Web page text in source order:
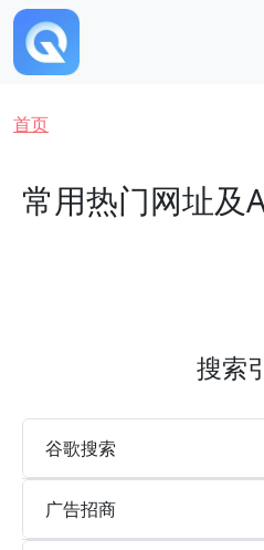
跳转到主要内容
面包屑
首页
常用热门网址及
搜索
谷歌搜索
广告招商